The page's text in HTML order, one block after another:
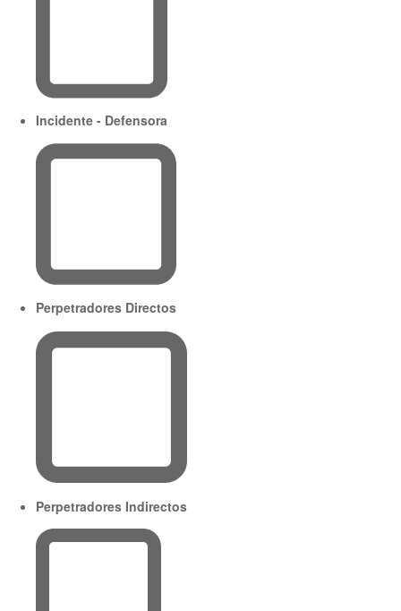
Incidente - Defensora
Perpetradores Directos
Perpetradores Indirectos